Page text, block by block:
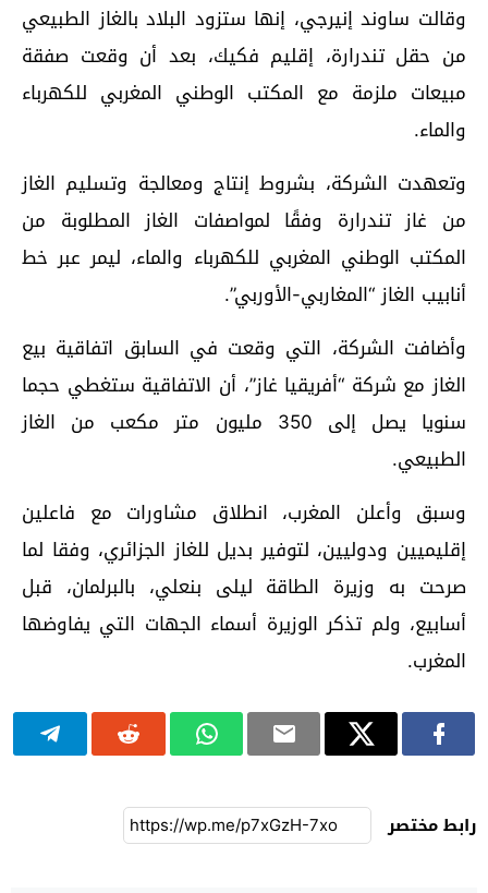
وقالت ساوند إنيرجي، إنها ستزود البلاد بالغاز الطبيعي
من حقل تندرارة، إقليم فكيك، بعد أن وقعت صفقة
مبيعات ملزمة مع المكتب الوطني المغربي للكهرباء
والماء.
وتعهدت الشركة، بشروط إنتاج ومعالجة وتسليم الغاز
من غاز تندرارة وفقًا لمواصفات الغاز المطلوبة من
المكتب الوطني المغربي للكهرباء والماء، ليمر عبر خط
أنابيب الغاز “المغاربي-الأوربي”.
وأضافت الشركة، التي وقعت في السابق اتفاقية بيع
الغاز مع شركة “أفريقيا غاز”، أن الاتفاقية ستغطي حجما
سنويا يصل إلى 350 مليون متر مكعب من الغاز
الطبيعي.
وسبق وأعلن المغرب، انطلاق مشاورات مع فاعلين
إقليميين ودوليين، لتوفير بديل للغاز الجزائري، وفقا لما
صرحت به وزيرة الطاقة ليلى بنعلي، بالبرلمان، قبل
أسابيع، ولم تذكر الوزيرة أسماء الجهات التي يفاوضها
المغرب.
رابط مختصر